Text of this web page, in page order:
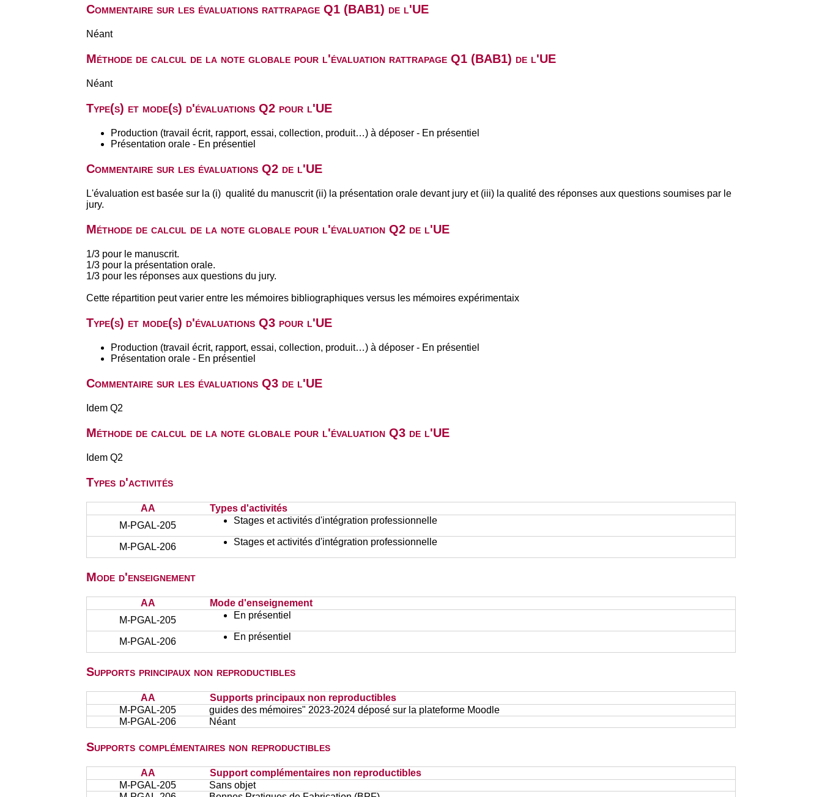
Commentaire sur les évaluations rattrapage Q1 (BAB1) de l'UE
Néant
Méthode de calcul de la note globale pour l'évaluation rattrapage Q1 (BAB1) de l'UE
Néant
Type(s) et mode(s) d'évaluations Q2 pour l'UE
Production (travail écrit, rapport, essai, collection, produit…) à déposer - En présentiel
Présentation orale - En présentiel
Commentaire sur les évaluations Q2 de l'UE
L'évaluation est basée sur la (i) qualité du manuscrit (ii) la présentation orale devant jury et (iii) la qualité des réponses aux questions soumises par le
jury.
Méthode de calcul de la note globale pour l'évaluation Q2 de l'UE
1/3 pour le manuscrit.
1/3 pour la présentation orale.
1/3 pour les réponses aux questions du jury.
Cette répartition peut varier entre les mémoires bibliographiques versus les mémoires expérimentaix
Type(s) et mode(s) d'évaluations Q3 pour l'UE
Production (travail écrit, rapport, essai, collection, produit…) à déposer - En présentiel
Présentation orale - En présentiel
Commentaire sur les évaluations Q3 de l'UE
Idem Q2
Méthode de calcul de la note globale pour l'évaluation Q3 de l'UE
Idem Q2
Types d'activités
AA
Types d'activités
M-PGAL-205
Stages et activités d'intégration professionnelle
M-PGAL-206 Stages et activités d'intégration professionnelle
Mode d'enseignement
AA
Mode d'enseignement
M-PGAL-205
En présentiel
M-PGAL-206 En présentiel
Supports principaux non reproductibles
AA
Supports principaux non reproductibles
M-PGAL-205
guides des mémoires" 2023-2024 déposé sur la plateforme Moodle
M-PGAL-206
Néant
Supports complémentaires non reproductibles
AA
Support complémentaires non reproductibles
M-PGAL-205
Sans objet